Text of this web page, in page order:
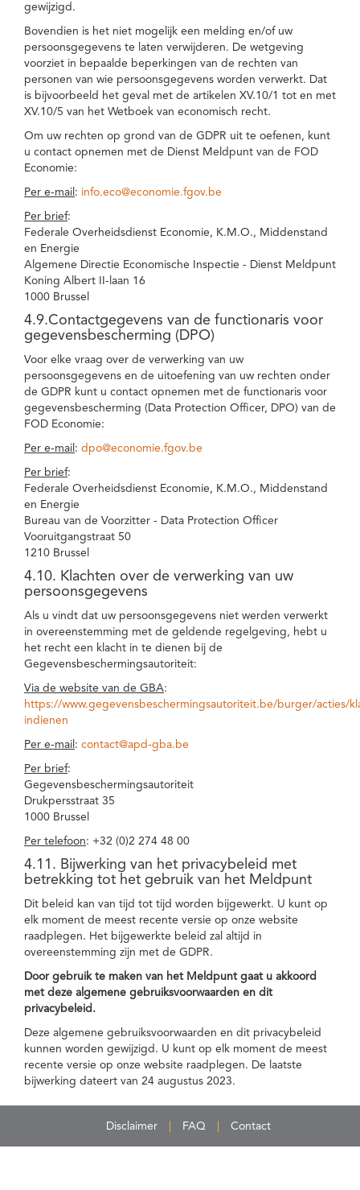
gewijzigd.
Bovendien is het niet mogelijk een melding en/of uw
persoonsgegevens te laten verwijderen. De wetgeving
voorziet in bepaalde beperkingen van de rechten van
personen van wie persoonsgegevens worden verwerkt. Dat
is bijvoorbeeld het geval met de artikelen XV.10/1 tot en met
XV.10/5 van het Wetboek van economisch recht.
Om uw rechten op grond van de GDPR uit te oefenen, kunt
u contact opnemen met de Dienst Meldpunt van de FOD
Economie:
Per e-mail : info.eco@economie.fgov.be
Per brief:
Federale Overheidsdienst Economie, K.M.O., Middenstand
en Energie
Algemene Directie Economische Inspectie - Dienst Meldpunt
Koning Albert II-laan 16
1000 Brussel
4.9.Contactgegevens van de functionaris voor
gegevensbescherming (DPO)
Voor elke vraag over de verwerking van uw
persoonsgegevens en de uitoefening van uw rechten onder
de GDPR kunt u contact opnemen met de functionaris voor
gegevensbescherming (Data Protection Officer, DPO) van de
FOD Economie:
Per e-mail : dpo@economie.fgov.be
Per brief:
Federale Overheidsdienst Economie, K.M.O., Middenstand
en Energie
Bureau van de Voorzitter - Data Protection Officer
Vooruitgangstraat 50
1210 Brussel
4.10. Klachten over de verwerking van uw
persoonsgegevens
Als u vindt dat uw persoonsgegevens niet werden verwerkt
in overeenstemming met de geldende regelgeving, hebt u
het recht een klacht in te dienen bij de
Gegevensbeschermingsautoriteit:
Via de website van de GBA:
https://www.gegevensbeschermingsautoriteit.be/burger/acties/
indienen
Per e-mail : contact@apd-gba.be
Per brief:
Gegevensbeschermingsautoriteit
Drukpersstraat 35
1000 Brussel
Per telefoon: +32 (0)2 274 48 00
4.11. Bijwerking van het privacybeleid met
betrekking tot het gebruik van het Meldpunt
Dit beleid kan van tijd tot tijd worden bijgewerkt. U kunt op
elk moment de meest recente versie op onze website
raadplegen. Het bijgewerkte beleid zal altijd in
overeenstemming zijn met de GDPR.
Door gebruik te maken van het Meldpunt gaat u akkoord
met deze algemene gebruiksvoorwaarden en dit
privacybeleid.
Deze algemene gebruiksvoorwaarden en dit privacybeleid
kunnen worden gewijzigd. U kunt op elk moment de meest
recente versie op onze website raadplegen. De laatste
bijwerking dateert van 24 augustus 2023.
Disclaimer FAQ Contact